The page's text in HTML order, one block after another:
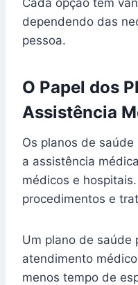
dependendo das
pessoa.
O Papel dos
Assistência
Os planos de
a assistência
médicos e
procedimentos e
Um plano de saúde
atendimento
menos tempo de